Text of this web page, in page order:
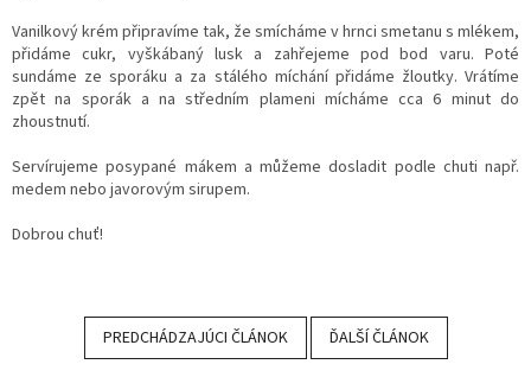
Vanilkový krém připravíme tak, že smícháme v hrnci smetanu s mlékem,
přidáme cukr, vyškábaný lusk a zahřejeme pod bod varu. Poté
sundáme ze sporáku a za stálého míchání přidáme žloutky. Vrátíme
zpět na sporák a na středním plameni mícháme cca 6 minut do
zhoustnutí.
Servírujeme posypané mákem a můžeme dosladit podle chuti např.
medem nebo javorovým sirupem.
Dobrou chuť!
PREDCHÁDZAJÚCI ČLÁNOK ĎALŠÍ ČLÁNOK